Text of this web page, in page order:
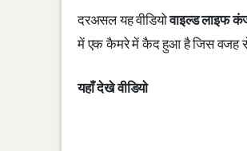
दरअसल यह वीडियोवाइल्ड लाइफ
में एक कैमरे में कैद हुआ है जिस वजह से
यहाँ देखे वीडियो